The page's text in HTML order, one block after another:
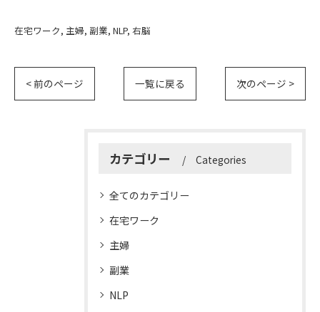
在宅ワーク 主婦 副業 NLP 右脳
< 前のページ 一覧に戻る 次のページ >
カテゴリー Categories
全てのカテゴリー
在宅ワーク
主婦
副業
NLP